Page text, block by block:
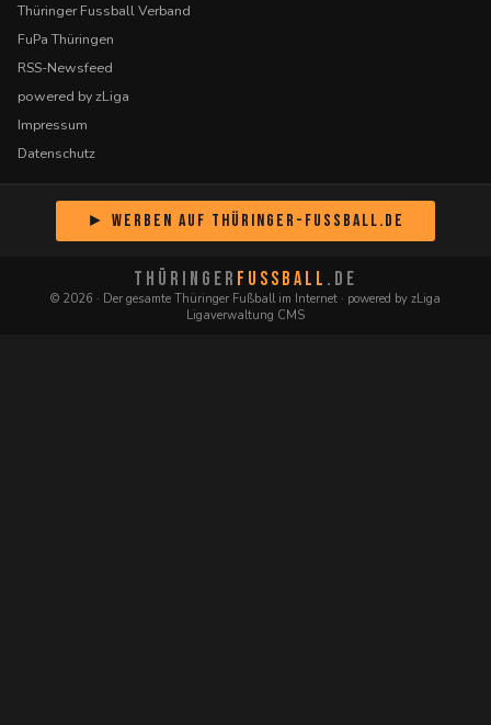
Thüringer Fussball Verband
FuPa Thüringen
RSS-Newsfeed
powered by zLiga
Impressum
Datenschutz
► Werben auf Thüringer-Fussball.de
THÜRINGER FUSSBALL .DE
© 2026 · Der gesamte Thüringer Fußball im Internet · powered by zLiga
Ligaverwaltung CMS